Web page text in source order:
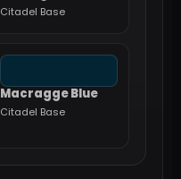
Citadel Base
Macragge Blue
Citadel Base